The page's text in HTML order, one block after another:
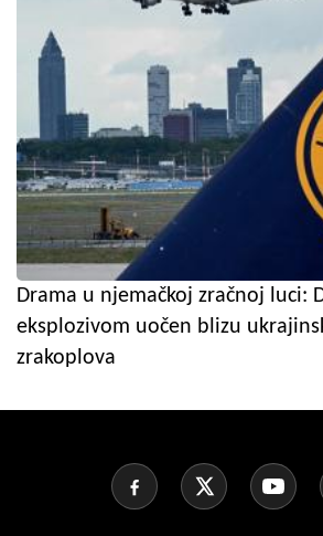
Drama u njemačkoj zračnoj luci:
eksplozivom uočen blizu
zrakoplova